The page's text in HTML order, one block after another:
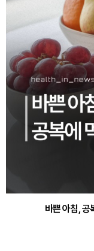
바쁜 아침,